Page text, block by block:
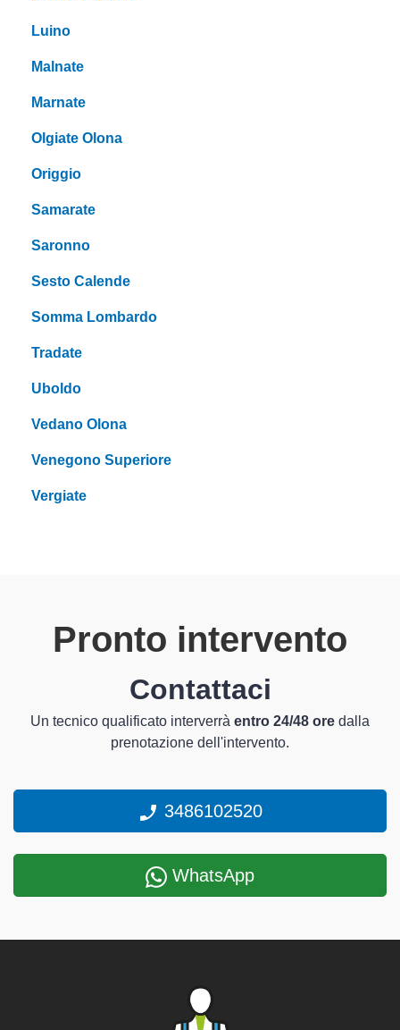
Luino
Malnate
Marnate
Olgiate Olona
Origgio
Samarate
Saronno
Sesto Calende
Somma Lombardo
Tradate
Uboldo
Vedano Olona
Venegono Superiore
Vergiate
Pronto intervento
Contattaci
Un tecnico qualificato interverrà entro 24/48 ore dalla
prenotazione dell'intervento.
3486102520
WhatsApp